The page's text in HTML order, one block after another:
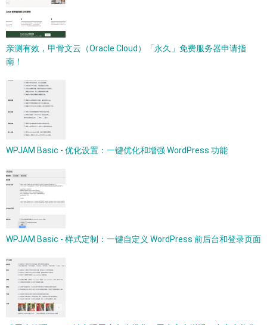
亲测有效，甲骨文云（Oracle Cloud）「永久」免费服务器申请指
南！
WPJAM Basic - 优化设置：一键优化和增强 WordPress 功能
WPJAM Basic - 样式定制：一键自定义 WordPress 前后台和登录页面